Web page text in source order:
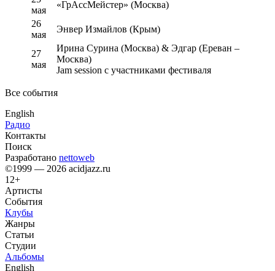
мая
«ГрАссМейстер» (Москва)
26
мая
Энвер Измайлов (Крым)
27
мая
Ирина Сурина (Москва) & Эдгар (Ереван –
Москва)
Jam session с участниками фестиваля
Все события
English
Радио
Контакты
Поиск
Разработано nettoweb
©1999 — 2026 acidjazz.ru
12+
Артисты
События
Клубы
Жанры
Статьи
Студии
Альбомы
English